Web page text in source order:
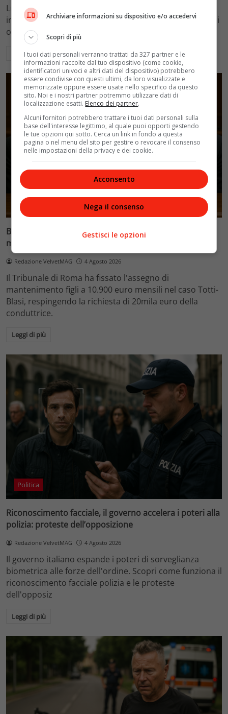
Luca Barbareschi si racconta a 70 anni in un'intervista
intima: rivela otto relazioni contemporanee, tre ricoveri
ospedalieri e il suo difficile rapporto con la paternità
Leggi di più
Glamour & Gossip
Blasi vs Totti: il giudice riduce l’assegno di
mantenimento a 10.900 euro
Redazione VelvetMAG 4 Agosto 2026
Il Tribunale di Roma ha fissato l'assegno di
mantenimento figli a 10.900 euro mensili nel caso Totti-
Blasi, respingendo la richiesta di 20mila euro della
conduttrice.
Leggi di più
Politica
Riconoscimento facciale, il governo accelera i poteri alla
polizia: proteste dell’opposizione
Redazione VelvetMAG 4 Agosto 2026
Il governo italiano espande i poteri di sorveglianza
biometrica alle forze dell'ordine. Scopri come funziona il
riconoscimento facciale polizia e le proteste
dell'opposiz
Leggi di più
Archiviare informazioni su dispositivo e/o accedervi
Scopri di più
I tuoi dati personali verranno trattati da 327 partner e le
informazioni raccolte dal tuo dispositivo (come cookie,
identificatori univoci e altri dati del dispositivo) potrebbero
essere condivise con questi ultimi, da loro visualizzate e
memorizzate oppure essere usate nello specifico da questo
sito. Noi e i nostri partner potremmo utilizzare dati di
localizzazione esatti. Elenco dei partner.
Alcuni fornitori potrebbero trattare i tuoi dati personali sulla
base dell'interesse legittimo, al quale puoi opporti gestendo
le tue opzioni qui sotto. Cerca un link in fondo a questa
pagina o nel menu del sito per gestire o revocare il consenso
nelle impostazioni della privacy e dei cookie.
Acconsento
Nega il consenso
Gestisci le opzioni